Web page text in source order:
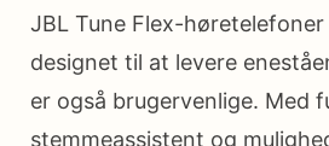
JBL Tune Flex-
designet til at levere
er også brugervenlige. Med
stemmeassistent og